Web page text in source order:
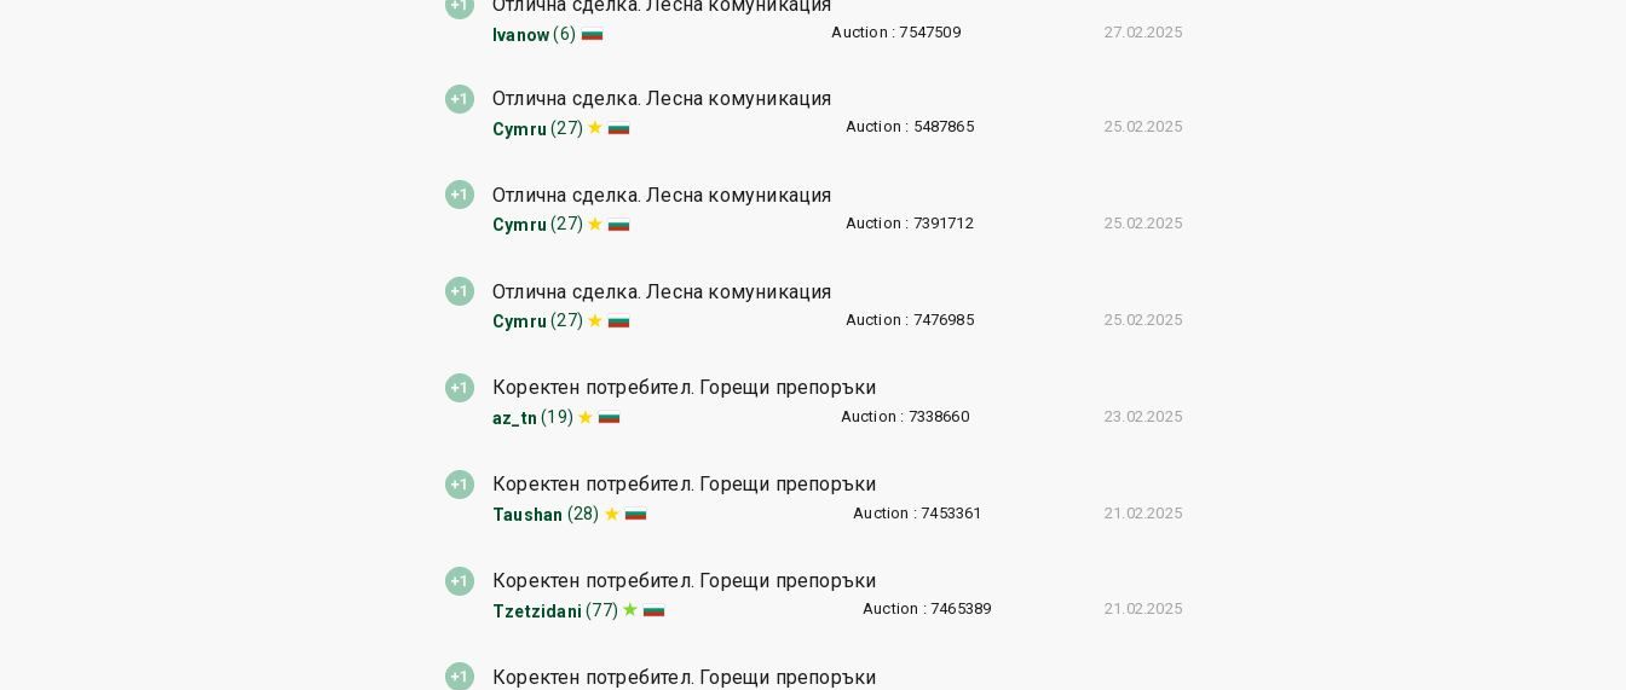
Ivanow (6) Auction : 7547509 27.02.2025
Отлична сделка. Лесна комуникация
Cymru (27) Auction : 5487865 25.02.2025
Отлична сделка. Лесна комуникация
Cymru (27) Auction : 7391712 25.02.2025
Отлична сделка. Лесна комуникация
Cymru (27) Auction : 7476985 25.02.2025
Коректен потребител. Горещи препоръки
az_tn (19) Auction : 7338660 23.02.2025
Коректен потребител. Горещи препоръки
Taushan (28) Auction : 7453361 21.02.2025
Коректен потребител. Горещи препоръки
Tzetzidani (77) Auction : 7465389 21.02.2025
Коректен потребител. Горещи препоръки